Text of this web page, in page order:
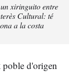
xiringuito entre
Cultural: té
a la costa
poble d'origen